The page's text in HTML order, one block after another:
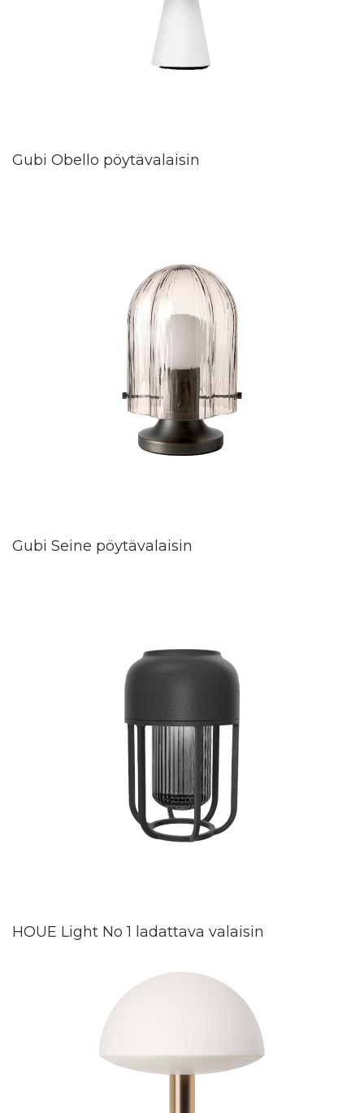
Gubi Obello pöytävalaisin
Gubi Seine pöytävalaisin
HOUE Light No 1 ladattava valaisin